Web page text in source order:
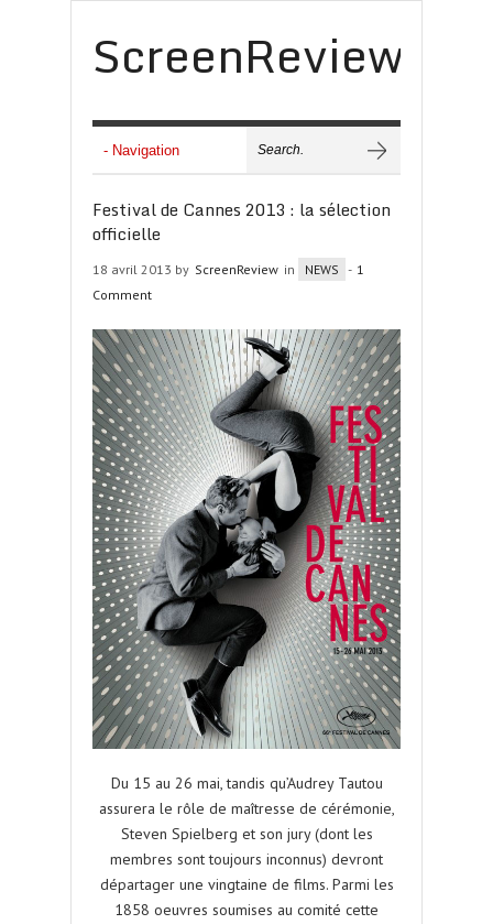
ScreenReview
Festival de Cannes 2013 : la sélection
officielle
18 avril 2013 by ScreenReview in NEWS - 1
Comment
Du 15 au 26 mai, tandis qu’Audrey Tautou
assurera le rôle de maîtresse de cérémonie,
Steven Spielberg et son jury (dont les
membres sont toujours inconnus) devront
départager une vingtaine de films. Parmi les
1858 oeuvres soumises au comité cette